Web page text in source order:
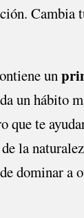
Cambia
un
un hábito
que te
la
dominar a